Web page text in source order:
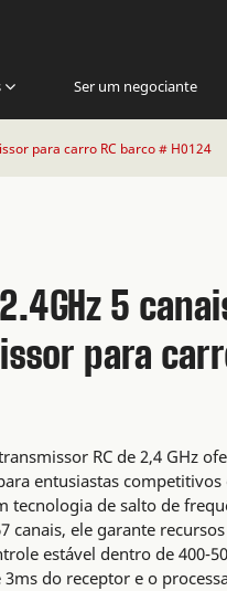
Ser um negociante
para carro RC barco # H0124
5
para
RC de 2,4 GHz
entusiastas competitivos
tecnologia de salto de
canais, ele garante
estável dentro de 400-
do receptor e o